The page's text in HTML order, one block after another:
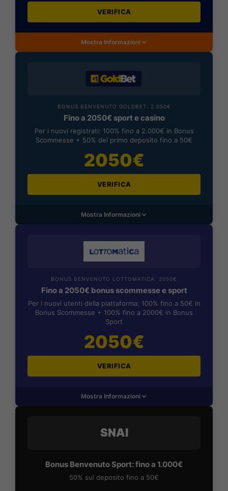
VERIFICA
Mostra Informazioni
BONUS BENVENUTO GOLDBET: 2.050€
Fino a 2050€ sport e casino
Per i nuovi registrati: 100% fino a 2.000€ in Bonus
Scommesse + 50% del primo deposito fino a 50€
2050€
VERIFICA
Mostra Informazioni
BONUS BENVENUTO LOTTOMATICA: 2050€
Fino a 2050€ bonus scommesse e sport
Per i nuovi utenti della piattaforma: 100% fino a 50€ in
Bonus Scommesse + 100% fino a 2000€ in Bonus
Sport
2050€
VERIFICA
Mostra Informazioni
SNAI
Bonus Benvenuto Sport: fino a 1.000€
50% sul deposito fino a 50€